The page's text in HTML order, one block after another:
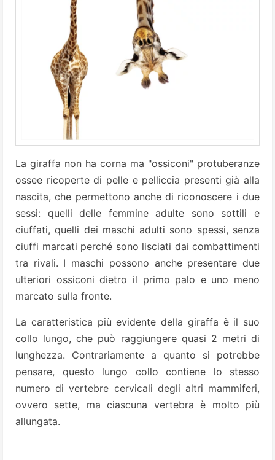
La giraffa non ha corna ma "ossiconi" protuberanze
ossee ricoperte di pelle e pelliccia presenti già alla
nascita, che permettono anche di riconoscere i due
sessi: quelli delle femmine adulte sono sottili e
ciuffati, quelli dei maschi adulti sono spessi, senza
ciuffi marcati perché sono lisciati dai combattimenti
tra rivali. I maschi possono anche presentare due
ulteriori ossiconi dietro il primo palo e uno meno
marcato sulla fronte.
La caratteristica più evidente della giraffa è il suo
collo lungo, che può raggiungere quasi 2 metri di
lunghezza. Contrariamente a quanto si potrebbe
pensare, questo lungo collo contiene lo stesso
numero di vertebre cervicali degli altri mammiferi,
ovvero sette, ma ciascuna vertebra è molto più
allungata.